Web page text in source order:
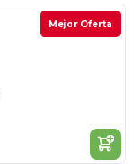
Mejor Oferta